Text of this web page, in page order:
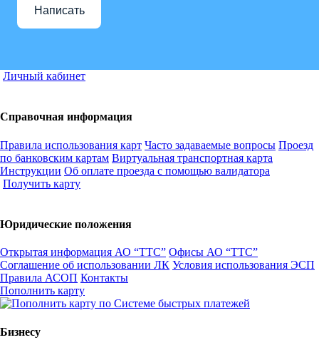
Написать
Личный кабинет
Справочная информация
Правила использования карт Часто задаваемые вопросы Проезд
по банковским картам Виртуальная транспортная карта
Инструкции Об оплате проезда с помощью валидатора
Получить карту
Юридические положения
Открытая информация АО “ТТС” Офисы АО “ТТС”
Соглашение об использовании ЛК Условия использования ЭСП
Правила АСОП Контакты
Пополнить карту
Бизнесу